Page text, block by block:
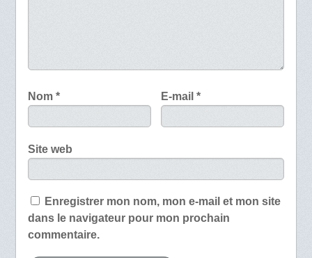
Nom * E-mail*
Site web
Enregistrer mon nom, mon e-mail et mon site
dans le navigateur pour mon prochain
commentaire.